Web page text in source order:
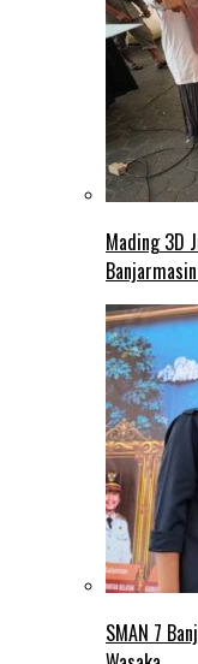
Mading 3D
SMAN 7